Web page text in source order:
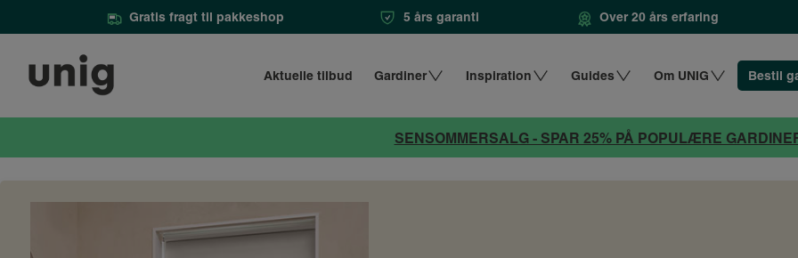
Gratis fragt til pakkeshop 5 års garanti Over 20 års erfaring
Aktuelle tilbud Gardiner Inspiration Guides Om UNIG Bestil
SENSOMMERSALG - SPAR 25% PÅ POPULÆRE